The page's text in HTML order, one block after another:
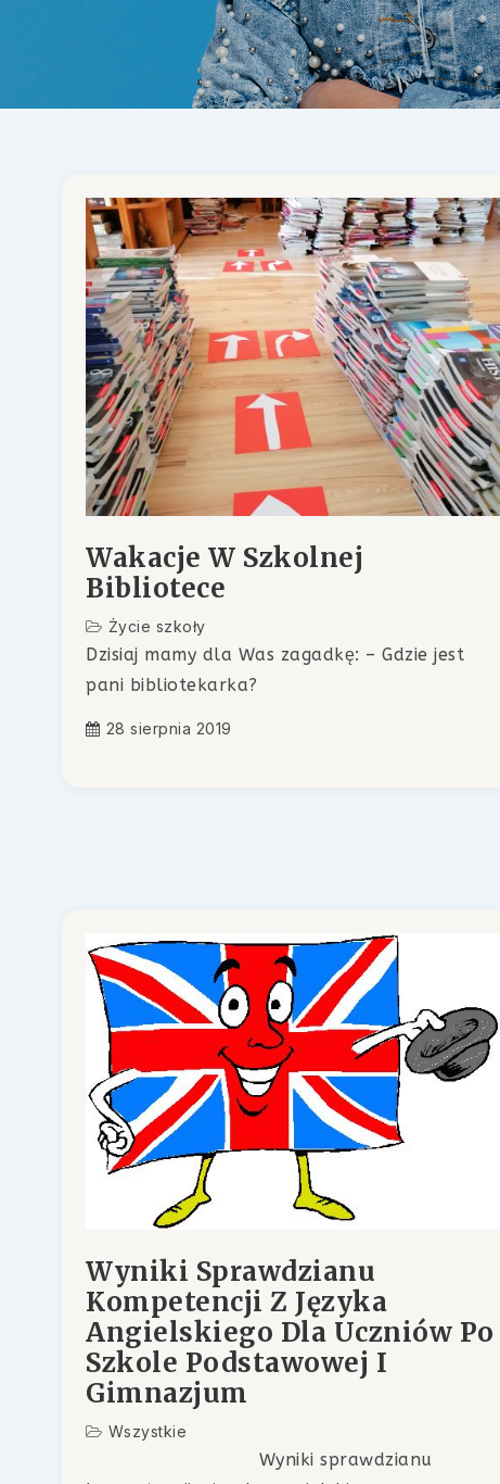
Wakacje W Szkolnej
Bibliotece
Życie szkoły
Dzisiaj mamy dla Was zagadkę: – Gdzie jest
pani bibliotekarka?
28 sierpnia 2019
Wyniki Sprawdzianu
Kompetencji Z Języka
Angielskiego Dla Uczniów Po
Szkole Podstawowej I
Gimnazjum
Wszystkie
Wyniki sprawdzianu